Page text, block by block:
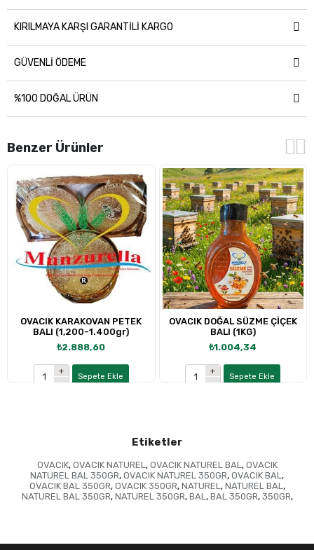
KIRILMAYA KARŞI GARANTILI KARGO
GÜVENLI ÖDEME
%100 DOĞAL ÜRÜN
Benzer Ürünler
OVACIK KARAKOVAN PETEK
BALI (1,200-1.400gr)
₺2.888,60
Sepete Ekle
OVACIK DOĞAL SÜZME ÇİÇEK
BALI (1KG)
₺1.004,34
Sepete Ekle
Etiketler
OVACIK, OVACIK NATUREL, OVACIK NATUREL BAL, OVACIK
NATUREL BAL 350GR, OVACIK NATUREL 350GR, OVACIK BAL,
OVACIK BAL 350GR, OVACIK 350GR, NATUREL, NATUREL BAL,
NATUREL BAL 350GR, NATUREL 350GR, BAL, BAL 350GR, 350GR,